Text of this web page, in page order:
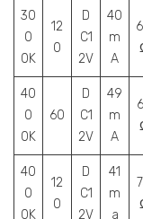
30
0
0K
12
0
D
C1
2V
40
m
A
40
0
0K
60
D
C1
2V
49
m
A
40
0
0K
12
0
D
C1
2V
41
m
a